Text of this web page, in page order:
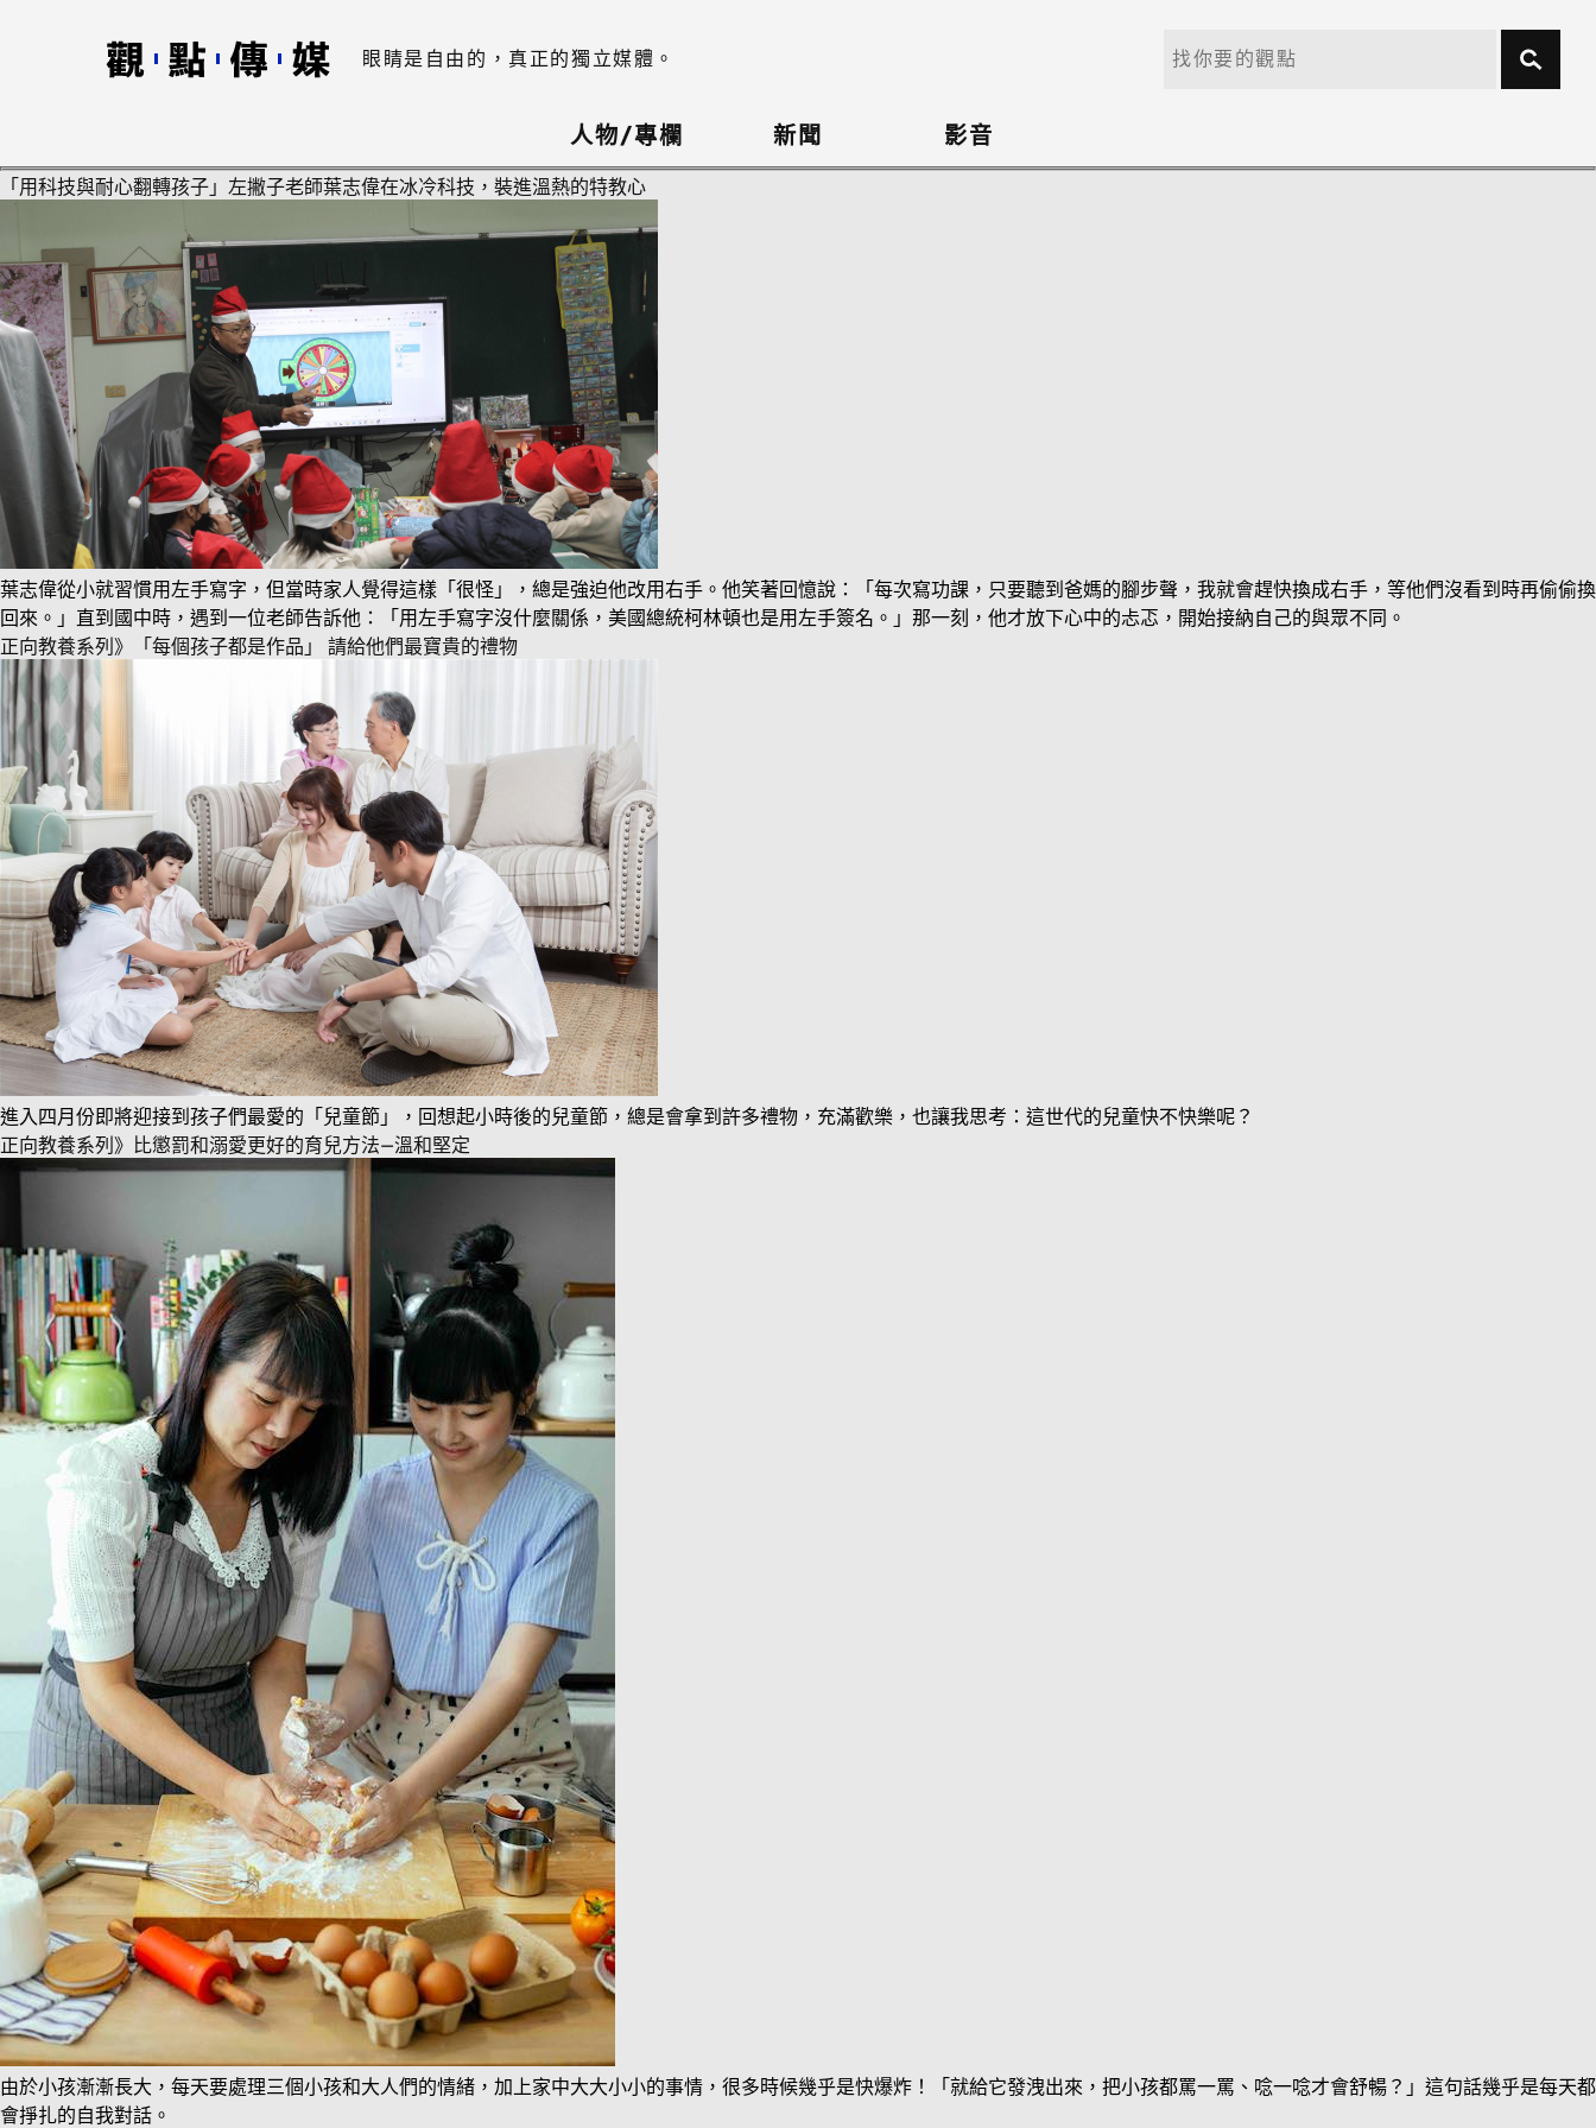
眼睛是自由的，真正的獨立媒體。
人物/專欄 新聞 影音
「用科技與耐心翻轉孩子」左撇子老師葉志偉在冰冷科技，裝進溫熱的特教心
葉志偉從小就習慣用左手寫字，但當時家人覺得這樣「很怪」，總是強迫他改用右手。他笑著回憶說：「每次寫功課，只要聽到爸媽的腳步聲，我就會趕快換成右手，等他們沒看到時再偷偷換
回來。」直到國中時，遇到一位老師告訴他：「用左手寫字沒什麼關係，美國總統柯林頓也是用左手簽名。」那一刻，他才放下心中的忐忑，開始接納自己的與眾不同。
正向教養系列》「每個孩子都是作品」 請給他們最寶貴的禮物
進入四月份即將迎接到孩子們最愛的「兒童節」，回想起小時後的兒童節，總是會拿到許多禮物，充滿歡樂，也讓我思考：這世代的兒童快不快樂呢？
正向教養系列》比懲罰和溺愛更好的育兒方法—溫和堅定
由於小孩漸漸長大，每天要處理三個小孩和大人們的情緒，加上家中大大小小的事情，很多時候幾乎是快爆炸！「就給它發洩出來，把小孩都罵一罵、唸一唸才會舒暢？」這句話幾乎是每天都
會掙扎的自我對話。